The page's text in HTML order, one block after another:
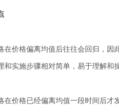
价格偏离均值后往往会回归，因
实施步骤相对简单，易于理解和操
价格已经偏离均值一段时间后才